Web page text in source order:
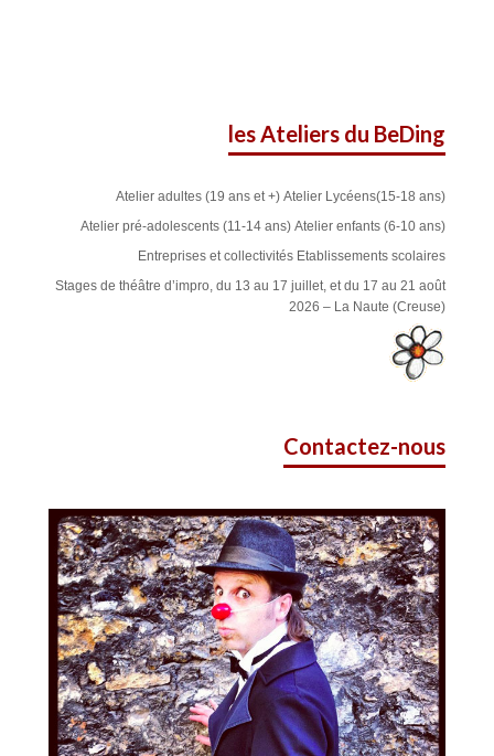
les Ateliers du BeDing
Atelier adultes (19 ans et +) Atelier Lycéens(15-18 ans)
Atelier pré-adolescents (11-14 ans) Atelier enfants (6-10 ans)
Entreprises et collectivités Etablissements scolaires
Stages de théâtre d’impro, du 13 au 17 juillet, et du 17 au 21 août
2026 – La Naute (Creuse)
Contactez-nous